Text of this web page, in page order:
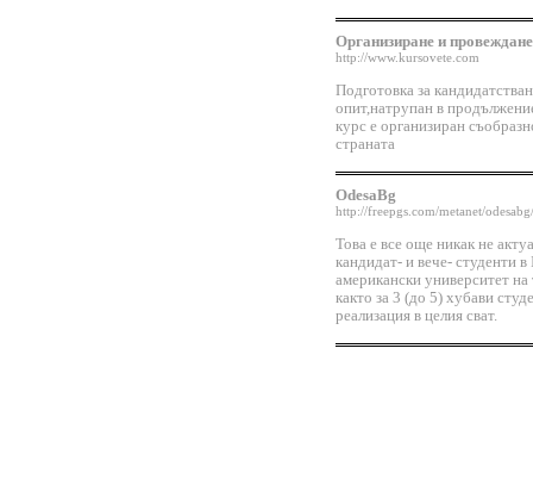
Организиране и
http://www.kursovete.com
Подготовка за
опит,натрупан в
курс е организиран
страната
OdesaBg
http://freepgs.com/metanet/odesabg/
Това е все още никак не
кандидат- и вече- студенти
американски университет
както за 3 (до 5) хубави
реализация в целия сват.